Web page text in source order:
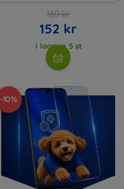
169 kr
152 kr
I lager > 5 st
-10%